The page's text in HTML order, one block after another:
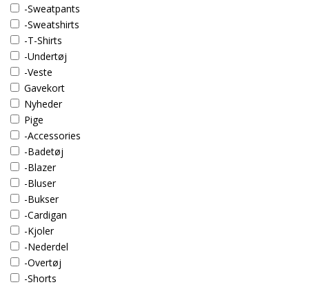
-Sweatpants
-Sweatshirts
-T-Shirts
-Undertøj
-Veste
Gavekort
Nyheder
Pige
-Accessories
-Badetøj
-Blazer
-Bluser
-Bukser
-Cardigan
-Kjoler
-Nederdel
-Overtøj
-Shorts